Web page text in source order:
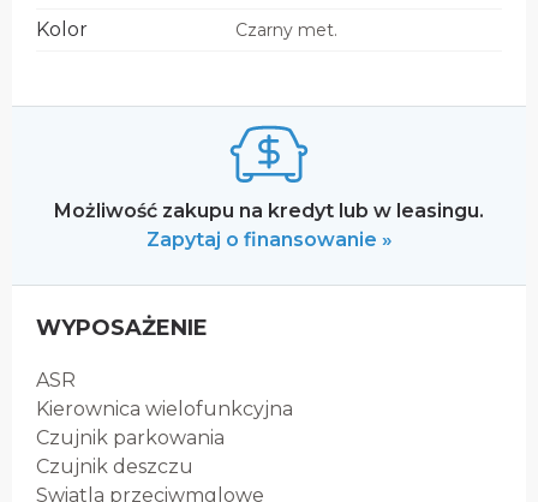
Kolor Czarny met.
Możliwość zakupu na kredyt lub w leasingu.
Zapytaj o finansowanie »
WYPOSAŻENIE
ASR
Kierownica wielofunkcyjna
Czujnik parkowania
Czujnik deszczu
Swiatla przeciwmglowe